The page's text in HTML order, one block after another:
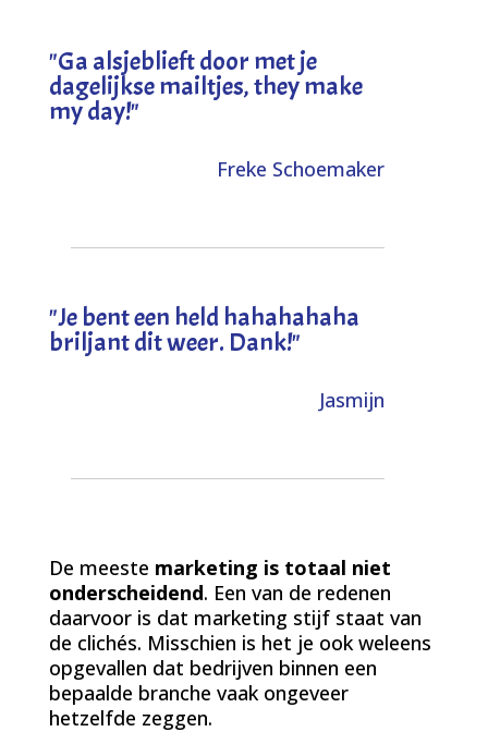
"Ga alsjeblieft door met je
dagelijkse mailtjes, they make
my day!"
Freke Schoemaker
"Je bent een held hahahahaha
briljant dit weer. Dank!"
Jasmijn
De meeste marketing is totaal niet
onderscheidend. Een van de redenen
daarvoor is dat marketing stijf staat van
de clichés. Misschien is het je ook weleens
opgevallen dat bedrijven binnen een
bepaalde branche vaak ongeveer
hetzelfde zeggen.